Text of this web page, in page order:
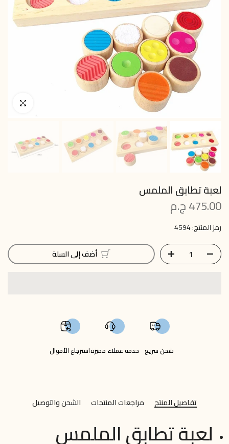
انقر للتكبير
لعبة تطابق الملمس
475.00 ج.م
رمز المنتج:4594
أضف إلى السلة
شحن سريع خدمة عملاء مميزةاسترجاع الأموال
تفاصيل المنتج مراجعات المنتجات الشحن والتوصيل
لعبة تطابق الملمس